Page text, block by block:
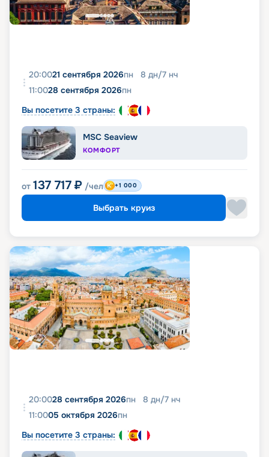
20:0021 сентября 2026пн 8 дн/7 нч
11:0028 сентября 2026пн
Вы посетите 3 страны:
MSC Seaview
КОМФОРТ
от 137 717 ₽ /чел +1 000
Выбрать круиз
20:0028 сентября 2026пн 8 дн/7 нч
11:0005 октября 2026пн
Вы посетите 3 страны: